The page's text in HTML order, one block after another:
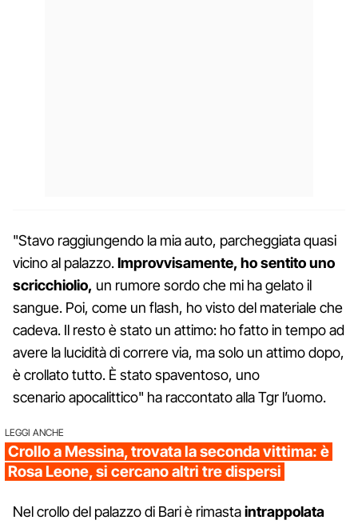
"Stavo raggiungendo la mia auto, parcheggiata quasi
vicino al palazzo.Improvvisamente, ho sentito uno
scricchiolio, un rumore sordo che mi ha gelato il
sangue. Poi, come un flash, ho visto del materiale che
cadeva. Il resto è stato un attimo: ho fatto in tempo ad
avere la lucidità di correre via, ma solo un attimo dopo,
è crollato tutto. È stato spaventoso, uno
scenario apocalittico" ha raccontato alla Tgr l’uomo.
LEGGI ANCHE
Crollo a Messina, trovata la seconda vittima: è
Rosa Leone, si cercano altri tre dispersi
Nel crollo del palazzo di Bari è rimastaintrappolata